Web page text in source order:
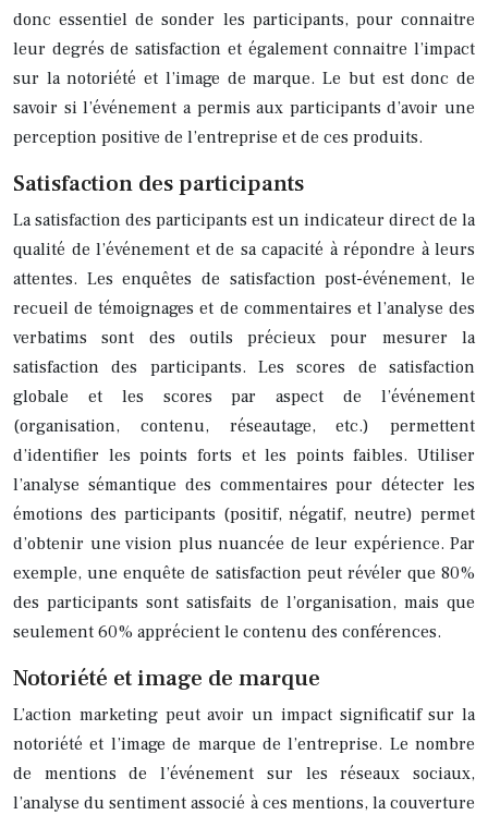
donc essentiel de sonder les participants, pour connaitre
leur degrés de satisfaction et également connaitre l’impact
sur la notoriété et l’image de marque. Le but est donc de
savoir si l’événement a permis aux participants d’avoir une
perception positive de l’entreprise et de ces produits.
Satisfaction des participants
La satisfaction des participants est un indicateur direct de la
qualité de l’événement et de sa capacité à répondre à leurs
attentes. Les enquêtes de satisfaction post-événement, le
recueil de témoignages et de commentaires et l’analyse des
verbatims sont des outils précieux pour mesurer la
satisfaction des participants. Les scores de satisfaction
globale et les scores par aspect de l’événement
(organisation, contenu, réseautage, etc.) permettent
d’identifier les points forts et les points faibles. Utiliser
l’analyse sémantique des commentaires pour détecter les
émotions des participants (positif, négatif, neutre) permet
d’obtenir une vision plus nuancée de leur expérience. Par
exemple, une enquête de satisfaction peut révéler que 80%
des participants sont satisfaits de l’organisation, mais que
seulement 60% apprécient le contenu des conférences.
Notoriété et image de marque
L’action marketing peut avoir un impact significatif sur la
notoriété et l’image de marque de l’entreprise. Le nombre
de mentions de l’événement sur les réseaux sociaux,
l’analyse du sentiment associé à ces mentions, la couverture